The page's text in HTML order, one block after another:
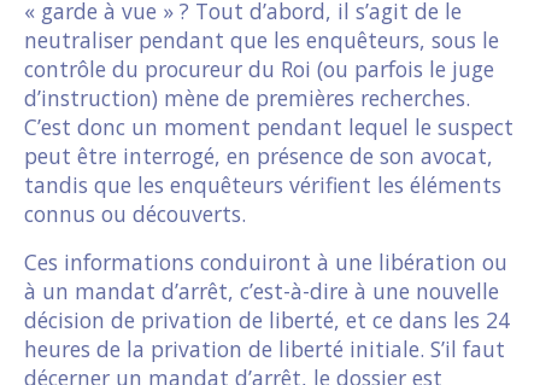
« garde à vue » ? Tout d’abord, il s’agit de le
neutraliser pendant que les enquêteurs, sous le
contrôle du procureur du Roi (ou parfois le juge
d’instruction) mène de premières recherches.
C’est donc un moment pendant lequel le suspect
peut être interrogé, en présence de son avocat,
tandis que les enquêteurs vérifient les éléments
connus ou découverts.
Ces informations conduiront à une libération ou
à un mandat d’arrêt, c’est-à-dire à une nouvelle
décision de privation de liberté, et ce dans les 24
heures de la privation de liberté initiale. S’il faut
décerner un mandat d’arrêt, le dossier est